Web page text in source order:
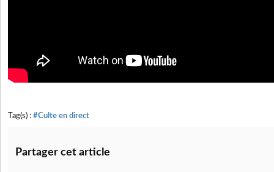
Tag(s) : #Culte en direct
Partager cet article